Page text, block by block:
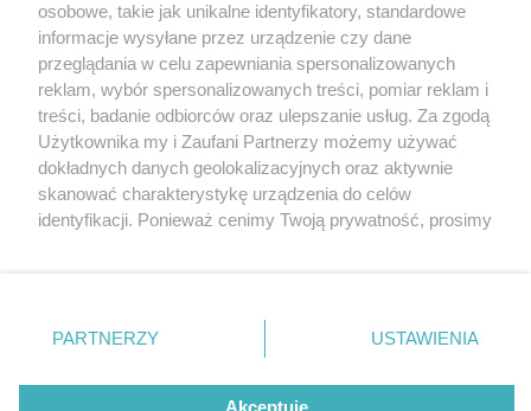
Okonomiyaki yo katowice
zamkniecie 9
Restauracja z kuchnią japońską Okonomiyaki Yo! w
Katowicach zamyka się.
REKLAMA
Nie zapomnij
zapoznać się z:
polityką prywatności regulamin korzystania z portali
Twojemiasto
Piekary Śląskie
Chorzów
Tarnowskie Góry
Gliwice
Skontakuj sięz nami
Kontakt
Wydawca
Redakcja
osobowe, takie jak unikalne identyfikatory, standardowe
informacje wysyłane przez urządzenie czy dane
przeglądania w celu zapewniania spersonalizowanych
reklam, wybór spersonalizowanych treści, pomiar reklam i
treści, badanie odbiorców oraz ulepszanie usług. Za zgodą
Użytkownika my i Zaufani Partnerzy możemy używać
dokładnych danych geolokalizacyjnych oraz aktywnie
skanować charakterystykę urządzenia do celów
identyfikacji. Ponieważ cenimy Twoją prywatność, prosimy
prywatności znajdujący się w lewym dolnym rogu strony
. Niektóre rodzaje przetwarzania danych nie wymagają
zgody użytkownika, ale masz prawo sprzeciwić się
takiemu przetwarzaniu. Preferencje będą miały
PARTNERZY USTAWIENIA
Akceptuję